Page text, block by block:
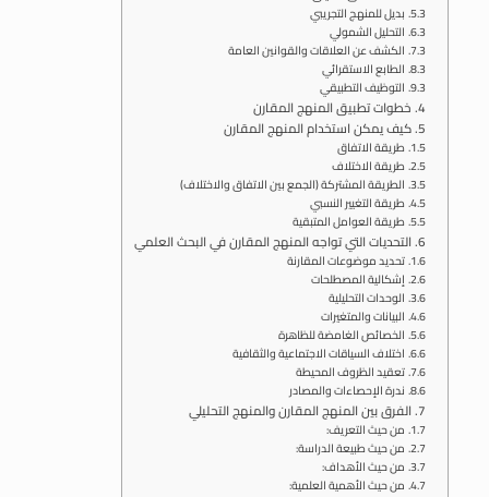
بديل للمنهج التجريبي
التحليل الشمولي
الكشف عن العلاقات والقوانين العامة
الطابع الاستقرائي
التوظيف التطبيقي
خطوات تطبيق المنهج المقارن
كيف يمكن استخدام المنهج المقارن
طريقة الاتفاق
طريقة الاختلاف
الطريقة المشتركة (الجمع بين الاتفاق والاختلاف)
طريقة التغيير النسبي
طريقة العوامل المتبقية
التحديات التي تواجه المنهج المقارن في البحث العلمي
تحديد موضوعات المقارنة
إشكالية المصطلحات
الوحدات التحليلية
البيانات والمتغيرات
الخصائص الغامضة للظاهرة
اختلاف السياقات الاجتماعية والثقافية
تعقيد الظروف المحيطة
ندرة الإحصاءات والمصادر
الفرق بين المنهج المقارن والمنهج التحليلي
من حيث التعريف:
من حيث طبيعة الدراسة:
من حيث الأهداف:
من حيث الأهمية العلمية: